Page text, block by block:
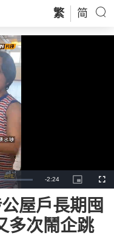
繁 简
Remaining
Time
-2:24
Picture-
in-
屋戶長期囤
多次鬧企跳